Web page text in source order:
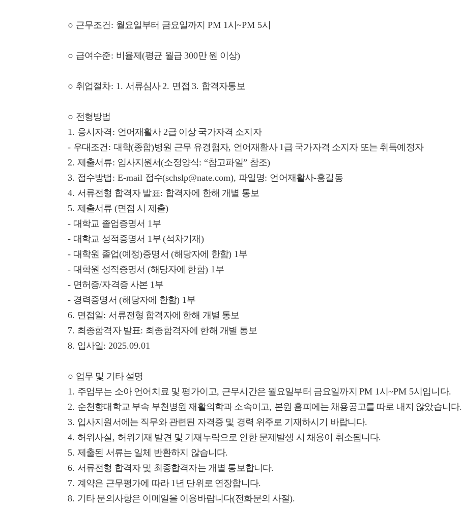
○ 근무조건: 월요일부터 금요일까지 PM 1시 ~PM 5시
○ 급여수준: 비율제(평균 월급300만 원 이상)
○ 취업절차: 1. 서류심사2. 면접 3. 합격자통보
○ 전형방법
1. 응시자격: 언어재활사 2급 이상 국가자격 소지자
- 우대조건: 대학(종합)병원 근무 유경험자, 언어재활사 1급 국가자격 소지자 또는 취득예정자
2. 제출서류: 입사지원서(소정양식: “참고파일” 참조)
3. 접수방법 : E-mail 접수(schslp@nate.com), 파일명: 언어재활사-홍길동
4. 서류전형 합격자 발표: 합격자에 한해 개별 통보
5. 제출서류 (면접 시 제출)
- 대학교 졸업증명서 1부
- 대학교 성적증명서 1부 (석차기재 )
- 대학원 졸업(예정)증명서 (해당자에 한함) 1부
- 대학원 성적증명서 (해당자에 한함) 1부
- 면허증/자격증 사본 1부
- 경력증명서 (해당자에 한함) 1부
6. 면접일: 서류전형 합격자에 한해 개별 통보
7. 최종합격자 발표: 최종합격자에 한해 개별 통보
8. 입사일: 2025.09.01
○ 업무 및 기타 설명
1. 주업무는 소아 언어치료 및 평가이고, 근무시간은 월요일부터 금요일까지 PM 1시~PM 5시입니다.
2. 순천향대학교 부속 부천병원 재활의학과 소속이고, 본원 홈피에는 채용공고를 따로 내지 않았습니다.
3. 입사지원서에는 직무와 관련된 자격증 및 경력 위주로 기재하시기 바랍니다.
4. 허위사실 , 허위기재 발견 및 기재누락으로 인한 문제발생 시 채용이 취소됩니다.
5. 제출된 서류는 일체 반환하지 않습니다.
6. 서류전형 합격자 및 최종합격자는 개별 통보합니다.
7. 계약은 근무평가에 따라 1년 단위로 연장합니다.
8. 기타 문의사항은 이메일을 이용바랍니다(전화문의 사절).